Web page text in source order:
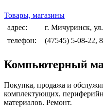
Товары, магазины
адрес:
г. Мичуринск,
телефон:
(47545) 5-08-22,
Компьютерный
Покупка, продажа и
комплектующих,
материалов. Ремонт.